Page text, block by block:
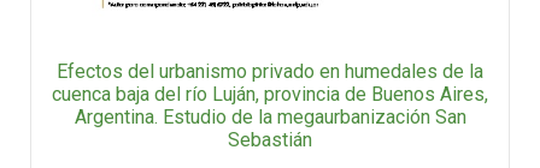
Efectos del urbanismo privado en humedales de la
cuenca baja del río Luján, provincia de Buenos Aires,
Argentina. Estudio de la megaurbanización San
Sebastián